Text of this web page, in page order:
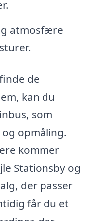
atmosfære
de
kan du
som
opmåling.
kommer
Stationsby og
der passer
får du et